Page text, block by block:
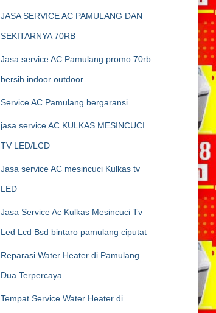
JASA SERVICE AC PAMULANG DAN
SEKITARNYA 70RB
Jasa service AC Pamulang promo 70rb
bersih indoor outdoor
Service AC Pamulang bergaransi
jasa service AC KULKAS MESINCUCI
TV LED/LCD
Jasa service AC mesincuci Kulkas tv
LED
Jasa Service Ac Kulkas Mesincuci Tv
Led Lcd Bsd bintaro pamulang ciputat
Reparasi Water Heater di Pamulang
Dua Terpercaya
Tempat Service Water Heater di